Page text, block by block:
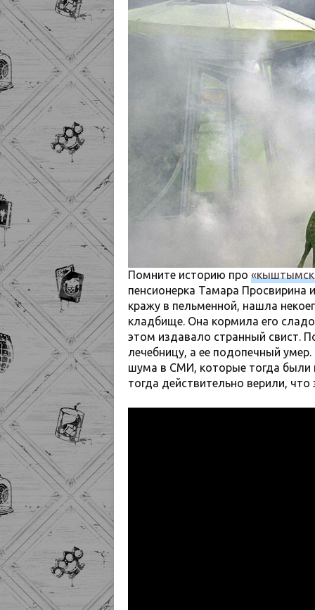
Помните историю про
пенсионерка Тамара Просвирина
кражу в пельменной, нашла
кладбище. Она кормила его
этом издавало странный свист.
лечебницу, а ее подопечный
шума в СМИ, которые тогда были
тогда действительно верили,